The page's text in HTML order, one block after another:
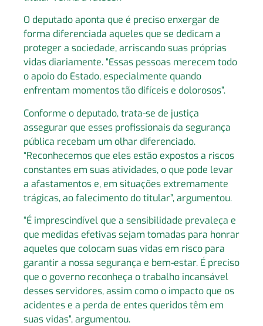
O deputado aponta que é preciso enxergar de
forma diferenciada aqueles que se dedicam a
proteger a sociedade, arriscando suas próprias
vidas diariamente. “Essas pessoas merecem todo
o apoio do Estado, especialmente quando
enfrentam momentos tão difíceis e dolorosos”.
Conforme o deputado, trata-se de justiça
assegurar que esses profissionais da segurança
pública recebam um olhar diferenciado.
“Reconhecemos que eles estão expostos a riscos
constantes em suas atividades, o que pode levar
a afastamentos e, em situações extremamente
trágicas, ao falecimento do titular”, argumentou.
“É imprescindível que a sensibilidade prevaleça e
que medidas efetivas sejam tomadas para honrar
aqueles que colocam suas vidas em risco para
garantir a nossa segurança e bem-estar. É preciso
que o governo reconheça o trabalho incansável
desses servidores, assim como o impacto que os
acidentes e a perda de entes queridos têm em
suas vidas”, argumentou.